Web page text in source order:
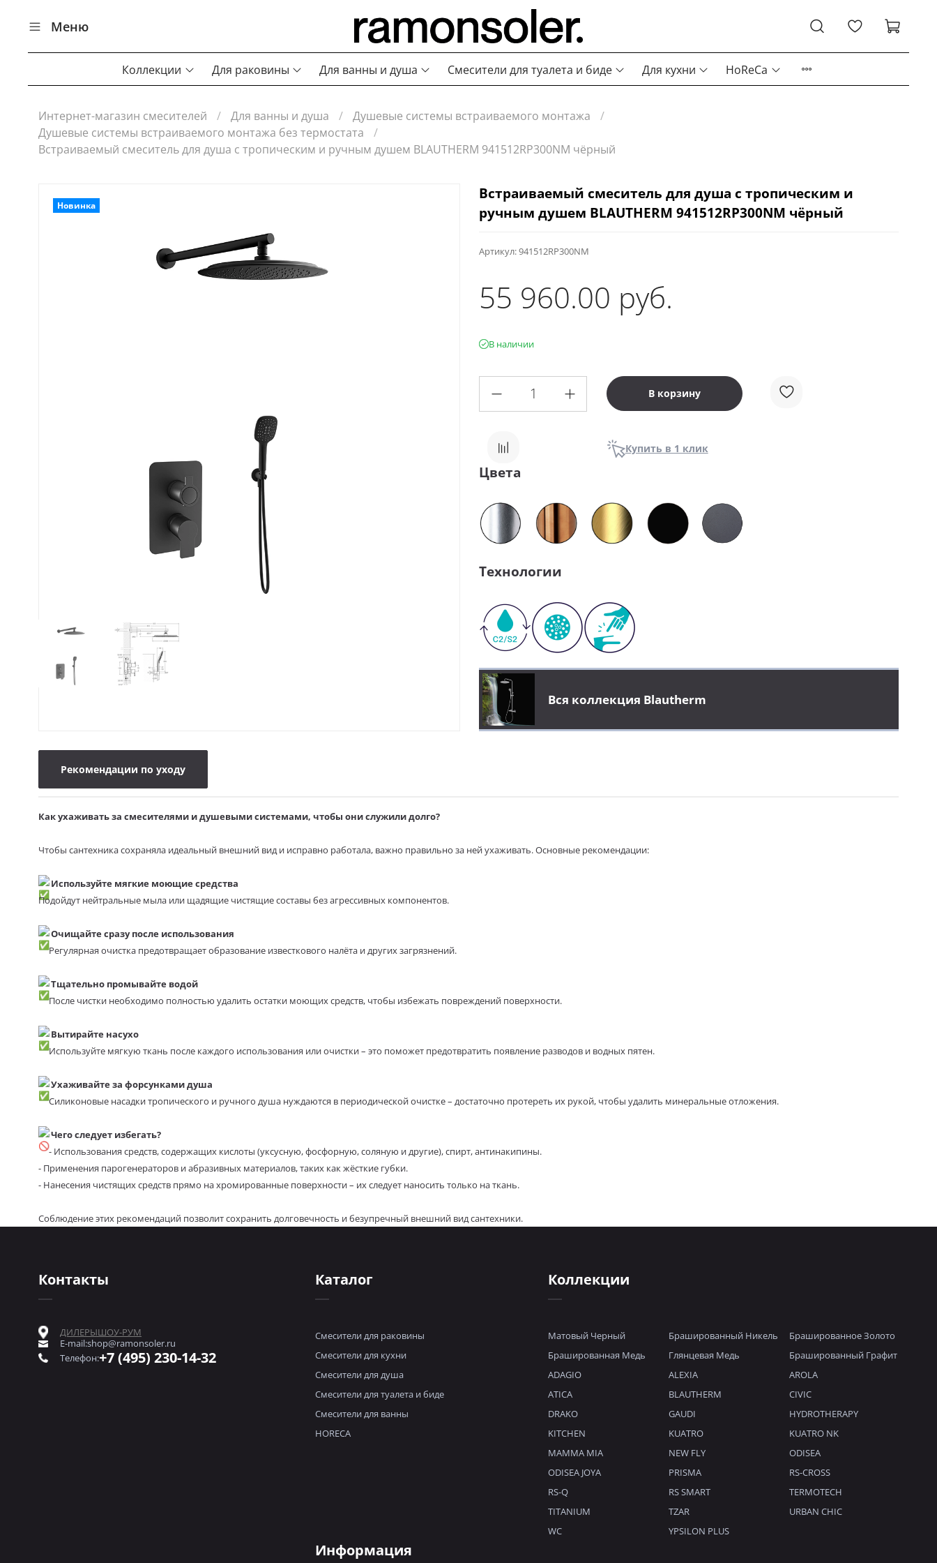
Меню
Коллекции Для раковины Для ванны и душа Смесители для туалета и биде Для кухни HoReCa
Интернет-магазин смесителей Для ванны и душа
Душевые системы встраиваемого монтажа
Душевые системы встраиваемого монтажа без термостата
Встраиваемый смеситель для душа с тропическим и ручным душем BLAUTHERM 941512RP300NM чёрный
Новинка
Артикул:941512RP300NM
В наличии
Встраиваемый смеситель для душа с тропическим и
ручным душем BLAUTHERM 941512RP300NM чёрный
55 960.00 руб.
В корзину
Купить в 1 клик
Цвета
Технологии
Вся коллекция Blautherm
Рекомендации по уходу
Как ухаживать за смесителями и душевыми системами, чтобы они служили долго?
Чтобы сантехника сохраняла идеальный внешний вид и исправно работала, важно правильно за ней ухаживать. Основные рекомендации:
Используйте мягкие моющие средства
Подойдут нейтральные мыла или щадящие чистящие составы без агрессивных компонентов.
Очищайте сразу после использования
Регулярная очистка предотвращает образование известкового налёта и других загрязнений.
Тщательно промывайте водой
После чистки необходимо полностью удалить остатки моющих средств, чтобы избежать повреждений поверхности.
Вытирайте насухо
Используйте мягкую ткань после каждого использования или очистки – это поможет предотвратить появление разводов и водных пятен.
Ухаживайте за форсунками душа
Силиконовые насадки тропического и ручного душа нуждаются в периодической очистке – достаточно протереть их рукой, чтобы удалить минеральные отложения.
Чего следует избегать?
- Использования средств, содержащих кислоты (уксусную, фосфорную, соляную и другие), спирт, антинакипины.
- Применения парогенераторов и абразивных материалов, таких как жёсткие губки.
- Нанесения чистящих средств прямо на хромированные поверхности – их следует наносить только на ткань.
Соблюдение этих рекомендаций позволит сохранить долговечность и безупречный внешний вид сантехники.
Каталог
Смесители для раковины
Смесители для кухни
Смесители для душа
Смесители для туалета и биде
Смесители для ванны
HORECA
Коллекции
Матовый Черный Брашированный Никель
Брашированное Золото
Брашированная Медь
Глянцевая Медь
Брашированный Графит
ADAGIO
ALEXIA
AROLA
ATICA
BLAUTHERM
CIVIC
DRAKO
GAUDI
HYDROTHERAPY
KITCHEN
KUATRO
KUATRO NK
MAMMA MIA
NEW FLY
ODISEA
ODISEA JOYA
PRISMA
RS-CROSS
RS-Q
RS SMART
TERMOTECH
TITANIUM
TZAR
URBAN CHIC
WC
YPSILON PLUS
Информация
Контакты
ДИЛЕРЫШОУ-РУМ
E-mail:shop@ramonsoler.ru
Телефон:+7 (495) 230-14-32